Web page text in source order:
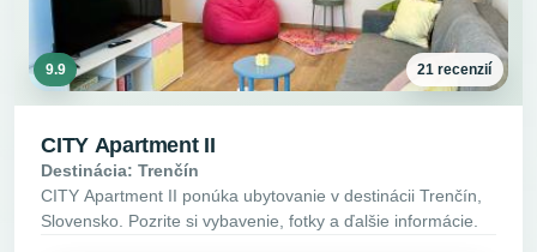
9.9 21 recenzií
CITY Apartment II
Destinácia: Trenčín
CITY Apartment II ponúka ubytovanie v destinácii Trenčín,
Slovensko. Pozrite si vybavenie, fotky a ďalšie informácie.